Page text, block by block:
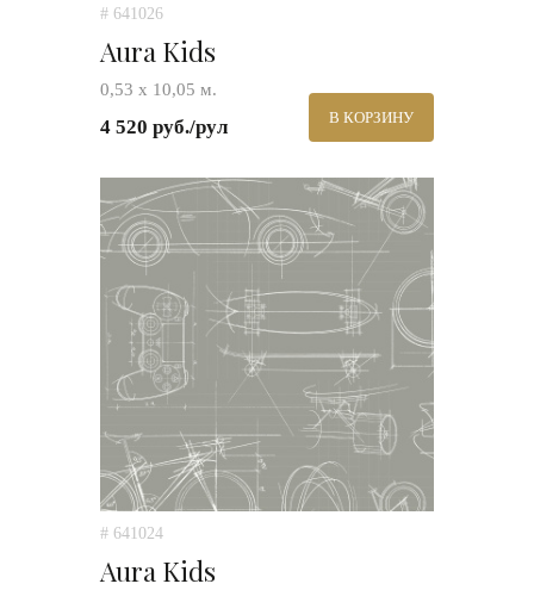
# 641026
Aura Kids
0,53 х 10,05 м.
4 520 руб./рул В КОРЗИНУ
# 641024
Aura Kids